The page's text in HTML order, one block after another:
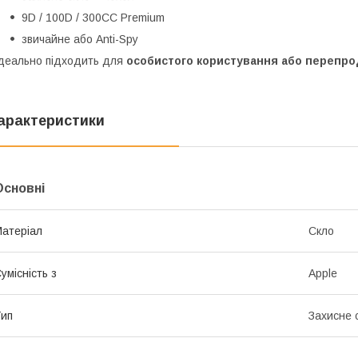
9D / 100D / 300CC Premium
звичайне або Anti-Spy
підходить для особистого користування або
Скло
з Apple
Захисне